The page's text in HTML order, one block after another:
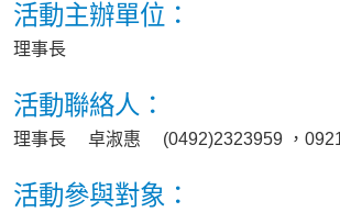
活動主辦單位：
理事長
活動聯絡人：
理事長 卓淑惠 (0492)2323959 ，
活動參與對象：